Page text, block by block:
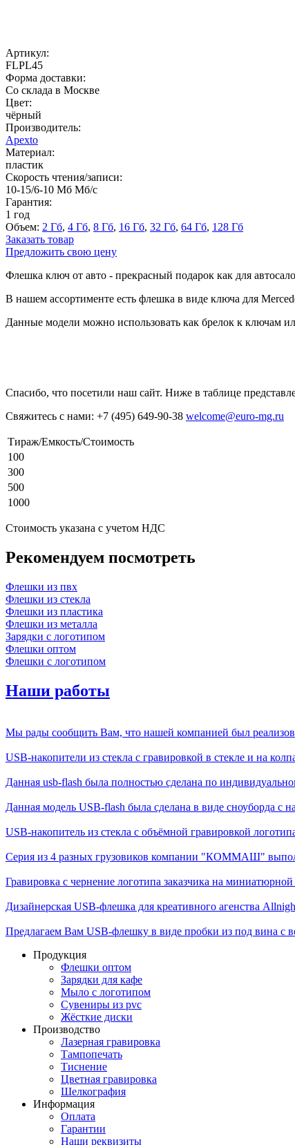
Артикул:
FLPL45
Форма доставки:
Со склада в Москве
Цвет:
чёрный
Производитель:
Apexto
Материал:
пластик
Скорость чтения/записи:
10-15/6-10 Мб Мб/с
Гарантия:
1 год
Объем: 2 Гб, 4 Гб, 8 Гб, 16 Гб, 32 Гб, 64 Гб, 128 Гб
Заказать товар
Предложить свою цену
Флешка ключ от авто - прекрасный подарок как для
В нашем ассортименте есть флешка в виде ключа для
Данные модели можно использовать как брелок к ключам
Спасибо, что посетили наш сайт. Ниже в таблице
Свяжитесь с нами: +7 (495) 649-90-38 welcome@euro-mg.ru
Тираж/Емкость/Стоимость
100
300
500
1000
Стоимость указана с учетом НДС
Рекомендуем посмотреть
Флешки из пвх
Флешки из стекла
Флешки из пластика
Флешки из металла
Зарядки с логотипом
Флешки оптом
Флешки с логотипом
Наши работы
Мы рады сообщить Вам, что нашей компанией был
USB-накопители из стекла с гравировкой в стекле и на
Данная usb-flash была полностью сделана по
Данная модель USB-flash была сделана в виде сноуборда с
USB-накопитель из стекла с объёмной гравировкой
Серия из 4 разных грузовиков компании "КОММАШ"
Гравировка с чернение логотипа заказчика на
Дизайнерская USB-флешка для креативного агенства
Предлагаем Вам USB-флешку в виде пробки из под вина с
Продукция
Флешки оптом
Зарядки для кафе
Мыло с логотипом
Сувениры из pvc
Жёсткие диски
Производство
Лазерная гравировка
Тампопечать
Тиснение
Цветная гравировка
Шелкография
Информация
Оплата
Гарантии
Наши реквизиты